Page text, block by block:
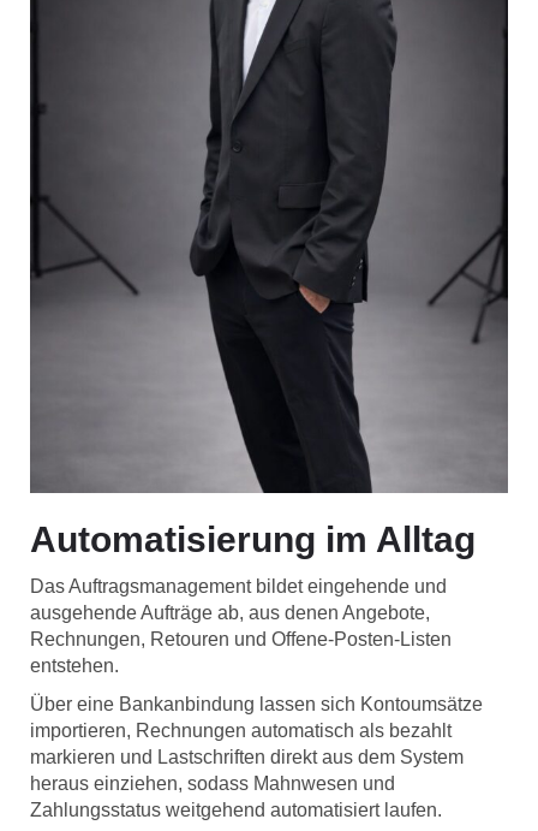
Automatisierung im Alltag
Das Auftragsmanagement bildet eingehende und
ausgehende Aufträge ab, aus denen Angebote,
Rechnungen, Retouren und Offene-Posten-Listen
entstehen.
Über eine Bankanbindung lassen sich Kontoumsätze
importieren, Rechnungen automatisch als bezahlt
markieren und Lastschriften direkt aus dem System
heraus einziehen, sodass Mahnwesen und
Zahlungsstatus weitgehend automatisiert laufen.